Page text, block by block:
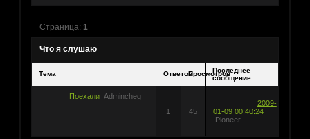
Что я слушаю
Страница: 1
Тема ОтветовПросмотровПоследнее
сообщение
Поехали Admincheg
1
45
2009-
01-09 00:40:24
Pioneer